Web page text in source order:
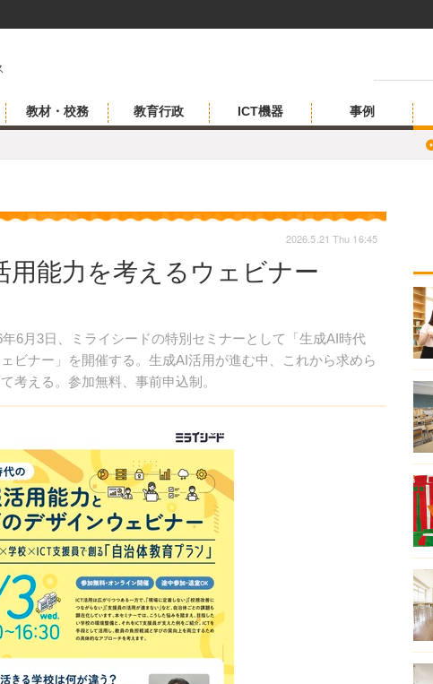
教材・校務 教育行政 ICT機器 事例
用能力を考えるウェビナー
6月3日、ミライシードの特別セミナーとして「生成AI時代
ビナー」を開催する。生成AI活用が進む中、これから求めら
考える。参加無料、事前申込制。
2026.5.21 Thu 16:45